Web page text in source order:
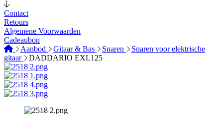
Contact
Retours
Algemene Voorwaarden
Cadeaubon
Aanbod
Gitaar & Bas Snaren
Snaren voor elektrische
gitaar
DADDARIO EXL125